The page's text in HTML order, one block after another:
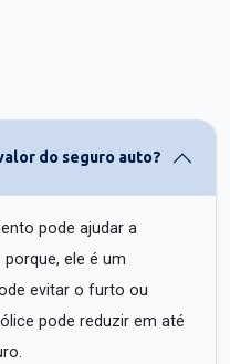
do seguro auto?
pode ajudar a
ele é um
evitar o furto ou
pode reduzir em até